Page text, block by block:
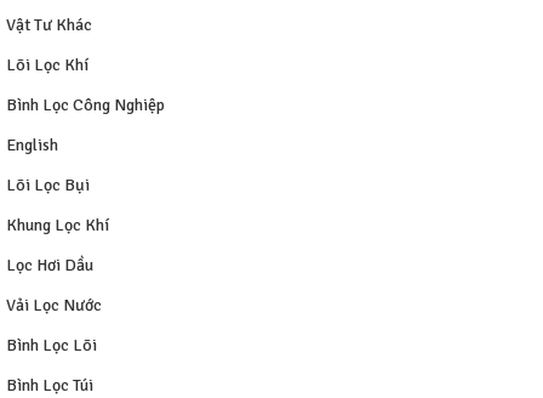
Vật Tư Khác
Lõi Lọc Khí
Bình Lọc Công Nghiệp
English
Lõi Lọc Bụi
Khung Lọc Khí
Lọc Hơi Dầu
Vải Lọc Nước
Bình Lọc Lõi
Bình Lọc Túi